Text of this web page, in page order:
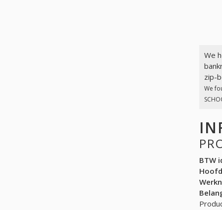
We
zip-
We
BTW